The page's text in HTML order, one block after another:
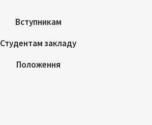
Вступникам
Студентам закладу
Положення